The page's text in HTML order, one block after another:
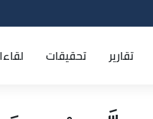
تقارير تحقيقات